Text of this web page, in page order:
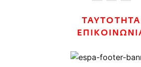
ΤΑΥΤΟΤΗΤΑ